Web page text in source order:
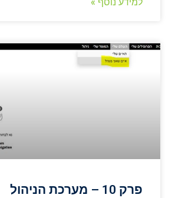
פרק 10 – מערכת הניהול